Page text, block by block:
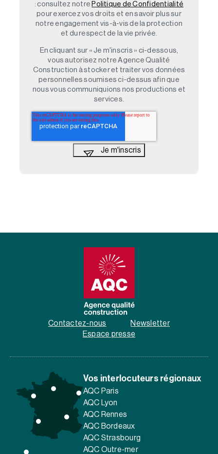
: consultez notre Politique de Confidentialité
pour exercez vos droits et en savoir plus sur
notre engagement vis-à-vis de la protection
et du respect de la vie privée.
En cliquant sur « Je m'inscris » ci-dessous,
vous autorisez notre Agence Qualité
Construction à stocker et traiter vos données
personnelles soumises ci-dessus afin que
nous vous communiquions nos productions et
services.
Contactez-nous
Newsletter
Espace presse
Vos interlocuteurs régionaux
AQC Paris
AQC Lyon
AQC Rennes
AQC Bordeaux
AQC Strasbourg
AQC Outre-mer